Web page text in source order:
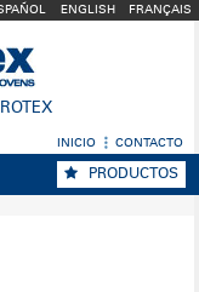
ENGLISH FRANÇAIS
INICIO CONTACTO
PRODUCTOS